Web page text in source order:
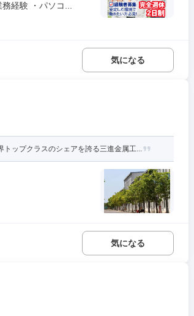
経験 ・パソコ...
気になる
トップクラスのシェアを誇る三進金属工...
気になる